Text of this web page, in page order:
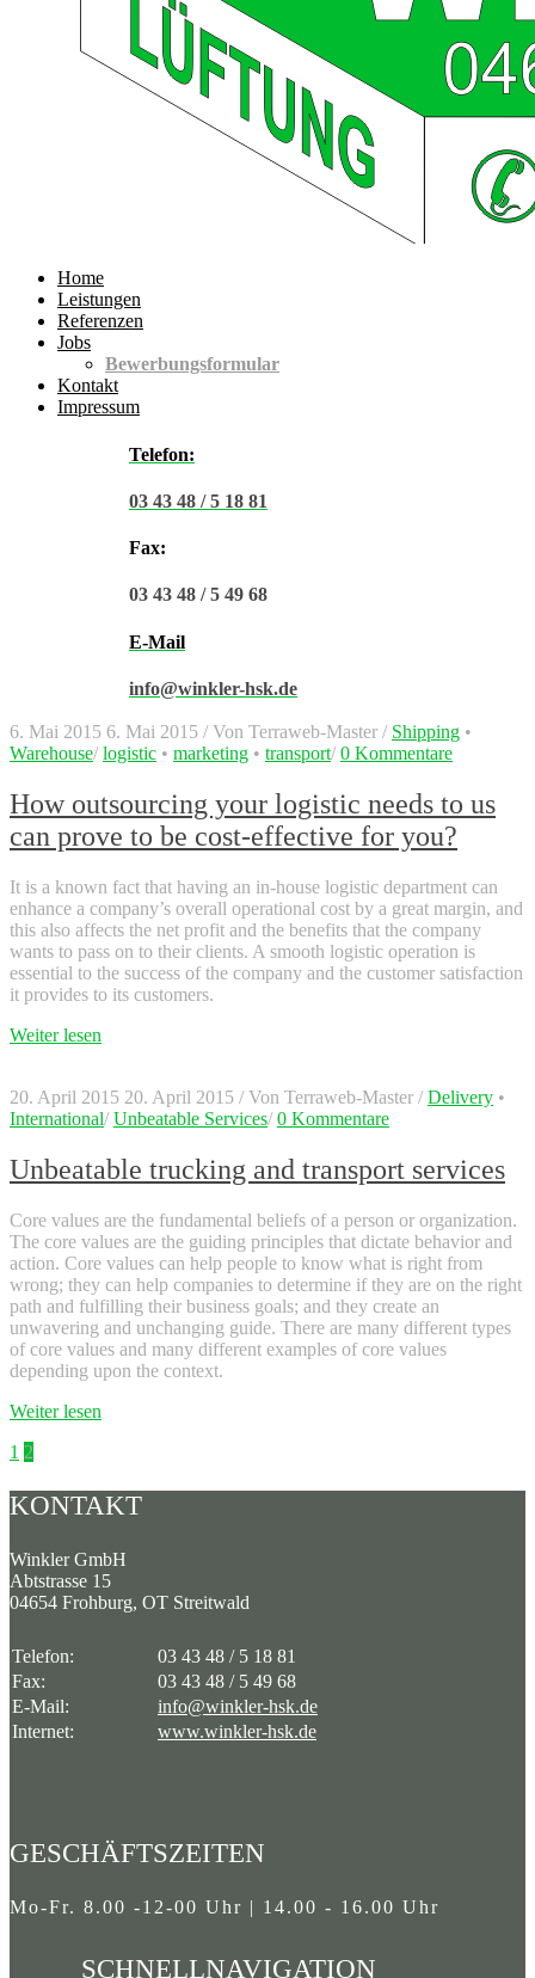
Home
Leistungen
Referenzen
Jobs
Bewerbungsformular
Kontakt
Impressum
Telefon:
03 43 48 / 5 18 81
Fax:
03 43 48 / 5 49 68
E-Mail
info@winkler-hsk.de
6. Mai 2015 6. Mai 2015 / Von Terraweb-Master / Shipping •
Warehouse/ logistic • marketing • transport/ 0 Kommentare
How outsourcing your logistic needs to us
can prove to be cost-effective for you?
It is a known fact that having an in-house logistic department can
enhance a company’s overall operational cost by a great margin, and
this also affects the net profit and the benefits that the company
wants to pass on to their clients. A smooth logistic operation is
essential to the success of the company and the customer satisfaction
it provides to its customers.
Weiter lesen
20. April 2015 20. April 2015 / Von Terraweb-Master / Delivery •
International/ Unbeatable Services/ 0 Kommentare
Unbeatable trucking and transport services
Core values are the fundamental beliefs of a person or organization.
The core values are the guiding principles that dictate behavior and
action. Core values can help people to know what is right from
wrong; they can help companies to determine if they are on the right
path and fulfilling their business goals; and they create an
unwavering and unchanging guide. There are many different types
of core values and many different examples of core values
depending upon the context.
Weiter lesen
Seitennummerierung
der
Beiträge
1 2
KONTAKT
Winkler GmbH
Abtstrasse 15
04654 Frohburg, OT Streitwald
Telefon:
03 43 48 / 5 18 81
Fax:
03 43 48 / 5 49 68
E-Mail:
info@winkler-hsk.de
Internet:
www.winkler-hsk.de
GESCHÄFTSZEITEN
Mo-Fr. 8.00 -12-00 Uhr | 14.00 - 16.00 Uhr
SCHNELLNAVIGATION